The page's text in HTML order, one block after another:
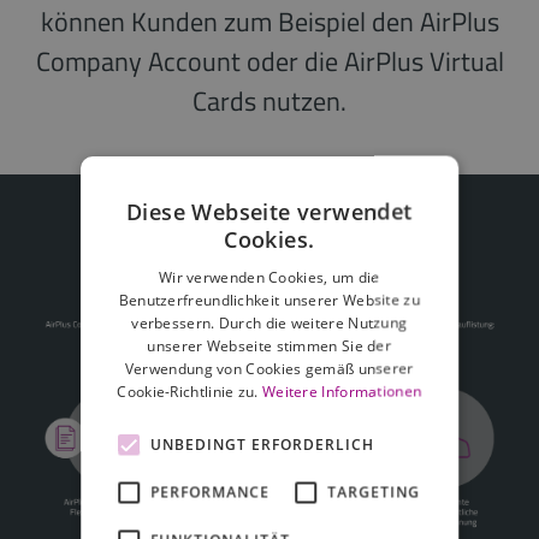
können Kunden zum Beispiel den AirPlus
Company Account oder die AirPlus Virtual
Cards nutzen.
Diese Webseite verwendet
Cookies.
Wir verwenden Cookies, um die
Benutzerfreundlichkeit unserer Website zu
verbessern. Durch die weitere Nutzung
unserer Webseite stimmen Sie der
Verwendung von Cookies gemäß unserer
Cookie-Richtlinie zu.Weitere Informationen
UNBEDINGT ERFORDERLICH
PERFORMANCE TARGETING